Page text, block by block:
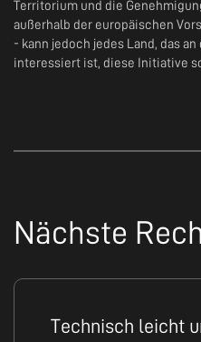
Territorium und die
außerhalb der europäischen
- kann jedoch jedes Land, das
interessiert ist, diese Initiative
Nächste
Technisch leicht